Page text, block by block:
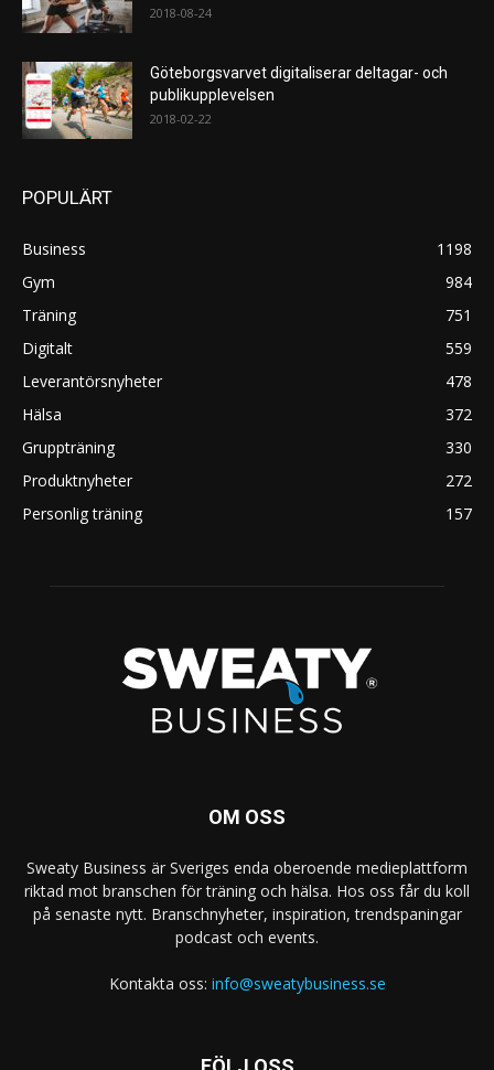
2018-08-24
Göteborgsvarvet digitaliserar deltagar- och
publikupplevelsen
2018-02-22
POPULÄRT
Business
1198
Gym
984
Träning
751
Digitalt
559
Leverantörsnyheter
478
Hälsa
372
Gruppträning
330
Produktnyheter
272
Personlig träning
157
OM OSS
Sweaty Business är Sveriges enda oberoende medieplattform
riktad mot branschen för träning och hälsa. Hos oss får du koll
på senaste nytt. Branschnyheter, inspiration, trendspaningar
podcast och events.
Kontakta oss: info@sweatybusiness.se